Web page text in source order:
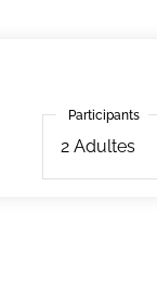
Participants
2 Adultes
Participants